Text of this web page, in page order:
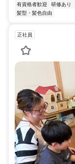
有資格者歓迎
研修あり
髪型・髪色自由
正社員